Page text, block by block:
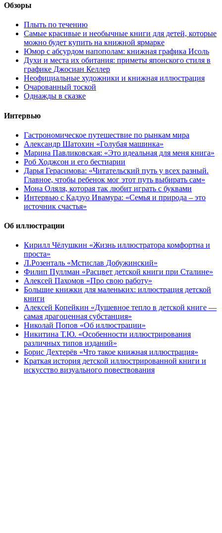
Обзоры
Плыть по течению
Самые красивые и необычные книги для детей, которые
можно будет купить на книжной ярмарке
Юмор с абсурдом напополам: книжная графика Исоль
Духи и места их обитания: приметы японского стиля в
графике Джосиан Келлер
Неофициальные художники и книжная иллюстрация
Очарованный тоской
Однажды в сказке
Интервью
Гастрономическое путешествие по рынкам мира
Александр Шатохин «Голубая машинка»
Марина Павликовская: «Это идеальная для меня книга»
Роб Ходжсон и его бестиарии
Дарья Герасимова: «Читательский путь у всех разный.
Главное, чтобы ребенок мог этот путь выбирать сам»
Мона Оляля, которая так любит играть с буквами
Интервью с Кадзуо Ивамура: «Семья и природа – это
источник счастья»
Об иллюстрации
Кирилл Чёлушкин «Жизнь иллюстратора комфортна и
проста»
Л.Розенталь «Мстислав Добужинский»
Филип Пуллман «Расцвет детской книги при Сталине»
Алексей Пахомов «Про свою работу»
Большие книжки для маленьких: иллюстрация детской
книги
Алексей Копейкин «Душевное тепло в детской книге —
самая драгоценная субстанция»
Николай Попов «Об иллюстрации»
Никитина Т.Ю. «Особенности иллюстрирования
различных типов изданий»
Борис Дехтерёв «Что такое книжная иллюстрация»
Краткая история детской иллюстрированной книги и
искусство визуального повествования